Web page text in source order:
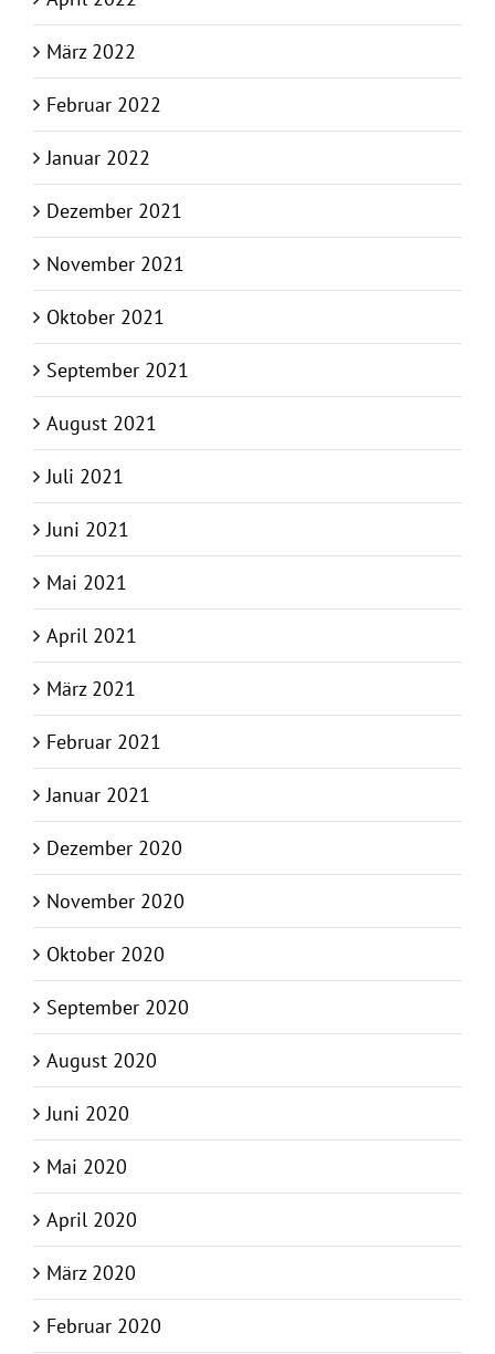
März 2022
Februar 2022
Januar 2022
Dezember 2021
November 2021
Oktober 2021
September 2021
August 2021
Juli 2021
Juni 2021
Mai 2021
April 2021
März 2021
Februar 2021
Januar 2021
Dezember 2020
November 2020
Oktober 2020
September 2020
August 2020
Juni 2020
Mai 2020
April 2020
März 2020
Februar 2020